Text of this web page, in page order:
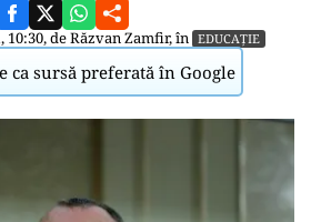
10:30, deRăzvan Zamfir, în EDUCAȚIE
ca sursă preferată în Google